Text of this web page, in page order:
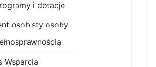
i dotacje
osobisty osoby
Wsparcia